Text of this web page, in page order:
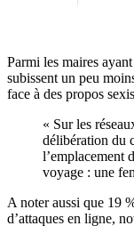
Parmi les maires
subissent un peu
face à des propos
« Sur les
délibération du
l’emplacement
voyage : une
A noter aussi que 19
d’attaques en ligne,